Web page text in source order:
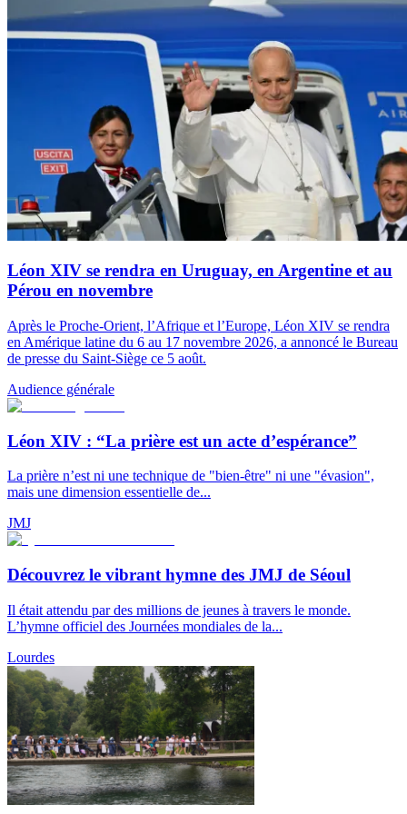
Léon XIV se rendra en Uruguay, en Argentine et au
Pérou en novembre
Après le Proche-Orient, l’Afrique et l’Europe, Léon XIV se rendra
en Amérique latine du 6 au 17 novembre 2026, a annoncé le Bureau
de presse du Saint-Siège ce 5 août.
Audience générale
Léon XIV : “La prière est un acte d’espérance”
La prière n’est ni une technique de "bien-être" ni une "évasion",
mais une dimension essentielle de...
JMJ
Découvrez le vibrant hymne des JMJ de Séoul
Il était attendu par des millions de jeunes à travers le monde.
L’hymne officiel des Journées mondiales de la...
Lourdes